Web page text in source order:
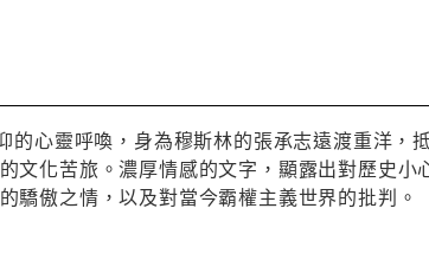
的心靈呼喚，身為穆斯林的張承志遠渡重洋
文化苦旅。濃厚情感的文字，顯露出對歷史
驕傲之情，以及對當今霸權主義世界的批判。